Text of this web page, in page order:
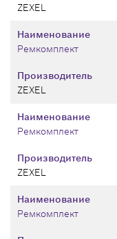
ZEXEL
Производитель
ZEXEL
Наименование
Ремкомплект
Производитель
ZEXEL
Наименование
Ремкомплект
Наименование
Ремкомплект